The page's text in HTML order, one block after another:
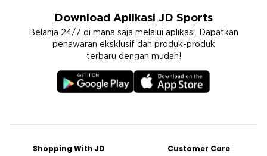
Download Aplikasi JD Sports
Belanja 24/7 di mana saja melalui aplikasi. Dapatkan
penawaran eksklusif dan produk-produk
terbaru dengan mudah!
Shopping With JD
Customer Care